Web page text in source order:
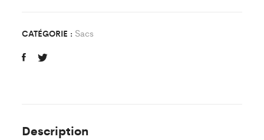
CATÉGORIE : Sacs
Description